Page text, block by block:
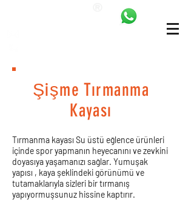
Şişme Tırmanma
Kayası
Tırmanma kayası Su üstü eğlence ürünleri
içinde spor yapmanın heyecanını ve zevkini
doyasıya yaşamanızı sağlar. Yumuşak
yapısı , kaya şeklindeki görünümü ve
tutamaklarıyla sizleri bir tırmanış
yapıyormuşsunuz hissine kaptırır.